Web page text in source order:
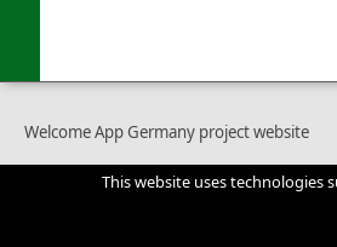
This website uses technologies
Welcome App Germany project website